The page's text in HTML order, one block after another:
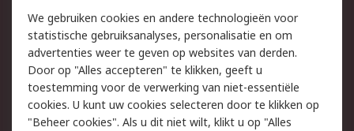
Track & Trace
Wettelijk
Cookiebeleid
Email veiligheid
Privacybeleid
Websitevoorwaarden
We gebruiken cookies en andere technologieën voor
statistische gebruiksanalyses, personalisatie en om
advertenties weer te geven op websites van derden.
Door op "Alles accepteren" te klikken, geeft u
toestemming voor de verwerking van niet-essentiële
cookies. U kunt uw cookies selecteren door te klikken op
"Beheer cookies". Als u dit niet wilt, klikt u op "Alles